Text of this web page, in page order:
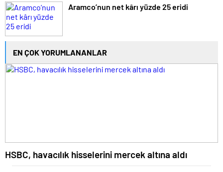
Aramco’nun net kârı yüzde 25 eridi
EN ÇOK YORUMLANANLAR
HSBC, havacılık hisselerini mercek altına aldı